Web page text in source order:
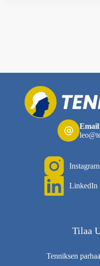
Instagram
LinkedIn
Tilaa
Tenniksen